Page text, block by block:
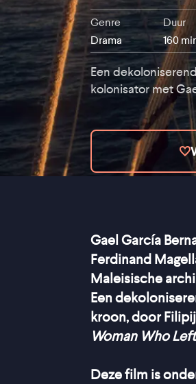
Genre
Drama
Duur
160
Een
kolonisator met
Gael García
Ferdinand
Maleisische
Een
kroon, door
Woman Who Left
Deze film is